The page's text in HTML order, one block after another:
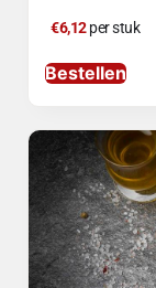
€6,12per stuk
Bestellen